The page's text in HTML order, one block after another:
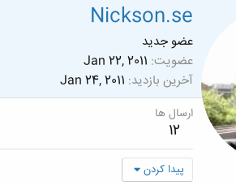
Nickson.se
عضو جدید
عضویت Jan 22, 2011
آخرین بازدید Jan 24, 2011
ارسال ها
12
پیدا کردن